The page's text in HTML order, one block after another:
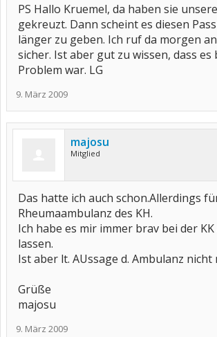
PS Hallo Kruemel, da haben sie
gekreuzt. Dann scheint es diesen
länger zu geben. Ich ruf da morgen
sicher. Ist aber gut zu wissen, dass es
Problem war. LG
9. März 2009
majosu
Mitglied
Das hatte ich auch schon.Allerdings
Rheumaambulanz des KH.
Ich habe es mir immer brav bei der
lassen.
Ist aber lt. AUssage d. Ambulanz nicht
Grüße
majosu
9. März 2009